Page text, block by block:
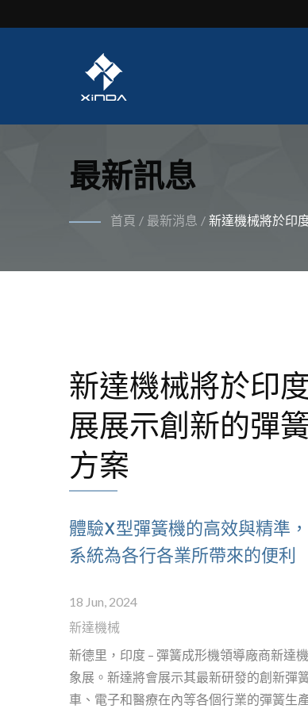
最新訊息
首頁 / 最新消息 / 新達機械將於印
新達機械將於印
展展示創新的彈
方案
體驗X型彈簧機的高效與精準
系統為各行各業所帶來的便利
18 Jun, 2024
新達機械
新德里，印度 – 彈簧成形機領導廠商新達
象展。新達將會展示其最新研發的創新彈
車、電子和醫療在內等各個行業的彈簧生